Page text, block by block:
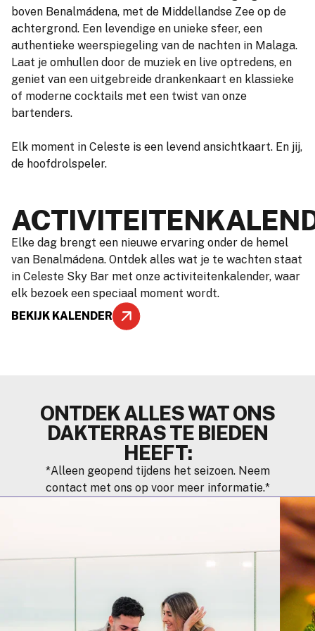
boven Benalmádena, met de Middellandse Zee op de
achtergrond. Een levendige en unieke sfeer, een
authentieke weerspiegeling van de nachten in Malaga.
Laat je omhullen door de muziek en live optredens, en
geniet van een uitgebreide drankenkaart en klassieke
of moderne cocktails met een twist van onze
bartenders.
Elk moment in Celeste is een levend ansichtkaart. En jij,
de hoofdrolspeler.
Elke dag brengt een nieuwe ervaring onder de hemel
van Benalmádena. Ontdek alles wat je te wachten staat
in Celeste Sky Bar met onze activiteitenkalender, waar
elk bezoek een speciaal moment wordt.
BEKIJK KALENDER
ONTDEK ALLES WAT ONS
DAKTERRAS TE BIEDEN
HEEFT:
*Alleen geopend tijdens het seizoen. Neem
contact met ons op voor meer informatie.*